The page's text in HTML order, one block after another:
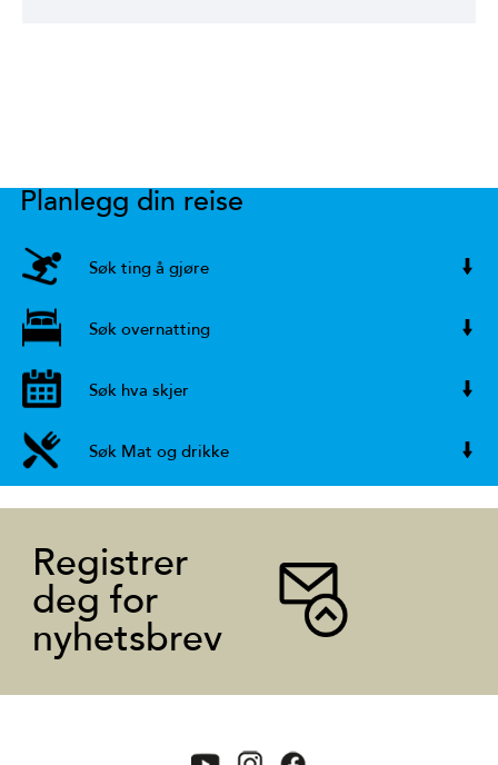
Planlegg din reise
Søk ting å gjøre
Søk overnatting
Søk hva skjer
Søk Mat og drikke
Registrer
deg for
nyhetsbrev